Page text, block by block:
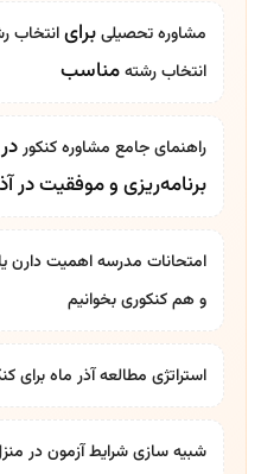
مشاوره تحصیلیبرایانتخاب
انتخاب رشتهمناسب
راهنمای جامع مشاوره کنکور
برنامه‌ریزی و موفقیت در
امتحانات مدرسه اهمیت دارن
و هم کنکوری بخوانیم
استراتژی مطالعه آذر ماه برای
شبیه سازی شرایط آزمون در